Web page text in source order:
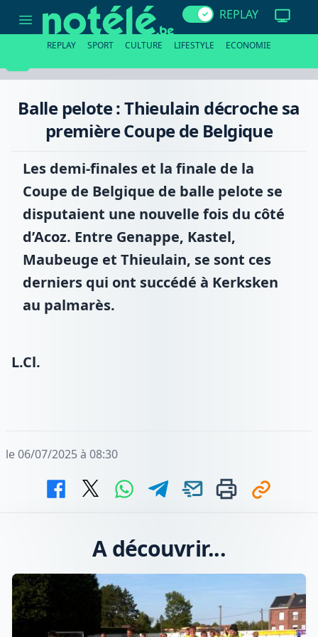
pelote
première
Belgique
REPLAY
REPLAY SPORT CULTURE LIFESTYLE ECONOMIE
Balle pelote : Thieulain décroche sa
première Coupe de Belgique
Les demi-finales et la finale de la
Coupe de Belgique de balle pelote se
disputaient une nouvelle fois du côté
d’Acoz. Entre Genappe, Kastel,
Maubeuge et Thieulain, se sont ces
derniers qui ont succédé à Kerksken
au palmarès.
L.Cl.
le 06/07/2025 à 08:30
A découvrir...